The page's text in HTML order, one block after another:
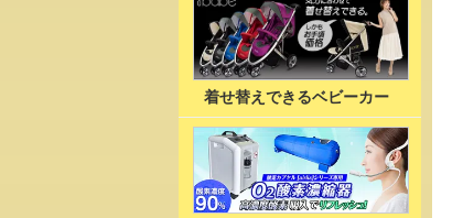
着せ替えできるベビーカー